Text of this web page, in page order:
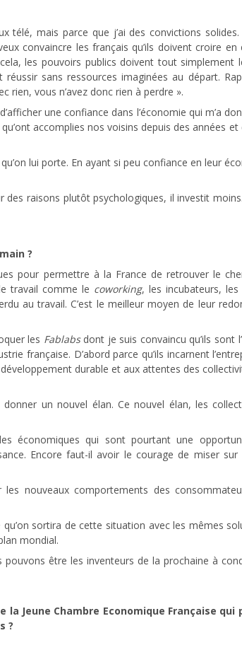
mais parce que j’ai des convictions
convaincre les français qu’ils doivent croire en
les pouvoirs publics doivent tout simplement
sans ressources imaginées au départ.
rien, vous n’avez donc rien à perdre ».
une confiance dans l’économie qui m’a
accomplies nos voisins depuis des années
lui porte. En ayant si peu confiance en leur
raisons plutôt psychologiques, il investit
?
pour permettre à la France de retrouver le
travail comme le coworking, les incubateurs,
au travail. C’est le meilleur moyen de leur
les Fablabsdont je suis convaincu qu’ils sont
française. D’abord parce qu’ils incarnent
durable et aux attentes des
un nouvel élan. Ce nouvel élan, les
économiques qui sont pourtant une
Encore faut-il avoir le courage de miser
nouveaux comportements des
sortira de cette situation avec les mêmes
mondial.
être les inventeurs de la prochaine à
Jeune Chambre Economique Française
?